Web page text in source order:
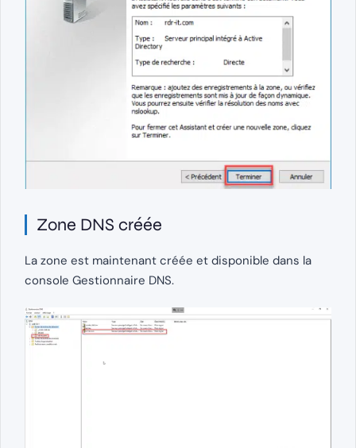
Zone DNS créée
La zone est maintenant créée et disponible dans la
console Gestionnaire DNS.